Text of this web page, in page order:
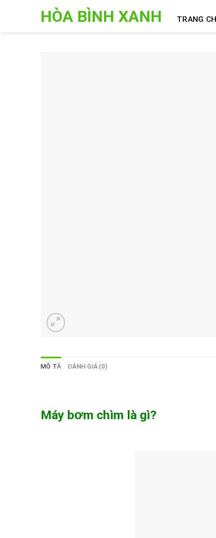
HÒA BÌNH XANH TRANG
MÔ TẢ ĐÁNH GIÁ (0)
Máy bơm chìm là gì?